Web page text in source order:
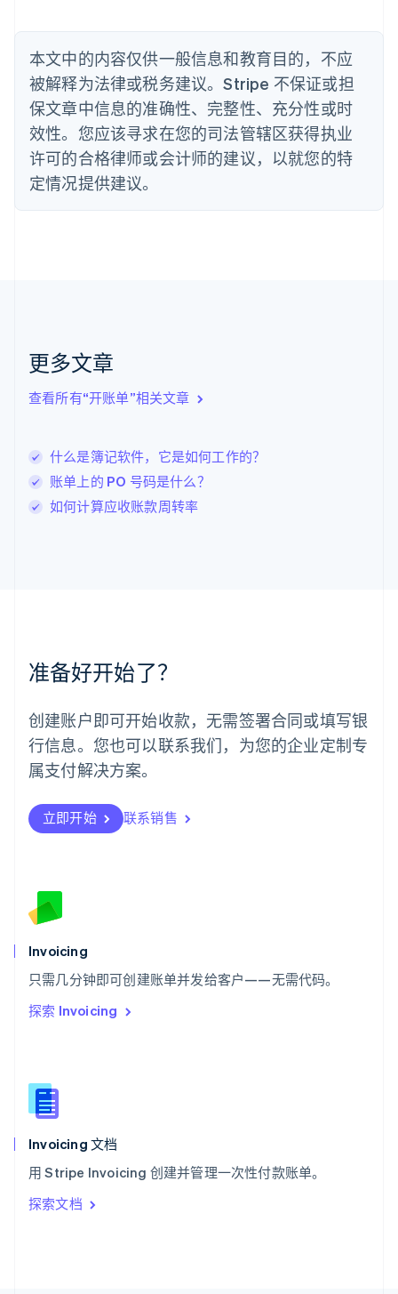
本文中的内容仅供一般信息和教育目的，不应
被解释为法律或税务建议。Stripe 不保证或担
保文章中信息的准确性、完整性、充分性或时
效性。您应该寻求在您的司法管辖区获得执业
许可的合格律师或会计师的建议，以就您的特
定情况提供建议。
更多文章
查看所有“开账单”相关文章
什么是簿记软件，它是如何工作的？
账单上的 PO 号码是什么？
如何计算应收账款周转率
准备好开始了？
创建账户即可开始收款，无需签署合同或填写银
行信息。您也可以联系我们，为您的企业定制专
属支付解决方案。
立即开始 联系销售
Invoicing
只需几分钟即可创建账单并发给客户——无需代码。
探索 Invoicing
Invoicing 文档
用 Stripe Invoicing 创建并管理一次性付款账单。
探索文档
丹麦
English
德国
DeutschEnglish
法国
Français English
芬兰
English Svenska
荷兰
立陶宛
列支敦士登
FrançaisDeutschEnglish
罗马尼亚
English
马尔他
English
葡萄牙
日本
日本語 English
瑞典
SvenskaEnglish
Deutsch FrançaisItaliano English
塞浦路斯
English
ไทยEnglish
希腊
English
西班牙
新西兰
English
匈牙利
English
ItalianoEnglish
印度
English